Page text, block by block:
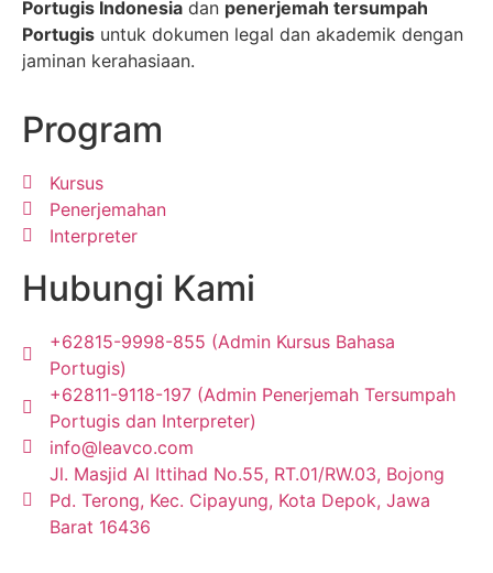
Portugis Indonesia dan penerjemah tersumpah
Portugis untuk dokumen legal dan akademik dengan
jaminan kerahasiaan.
Program
Kursus
Penerjemahan
Interpreter
Hubungi Kami
+62815-9998-855 (Admin Kursus Bahasa
Portugis)
+62811-9118-197 (Admin Penerjemah Tersumpah
Portugis dan Interpreter)
info@leavco.com
Jl. Masjid Al Ittihad No.55, RT.01/RW.03, Bojong
Pd. Terong, Kec. Cipayung, Kota Depok, Jawa
Barat 16436